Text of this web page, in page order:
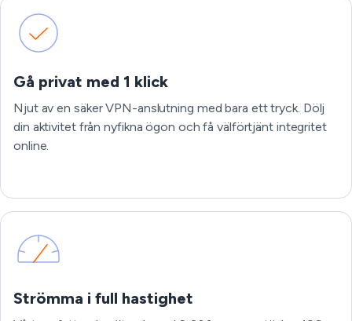
Gå privat med 1 klick
Njut av en säker VPN-anslutning med bara ett tryck. Dölj
din aktivitet från nyfikna ögon och få välförtjänt integritet
online.
Strömma i full hastighet